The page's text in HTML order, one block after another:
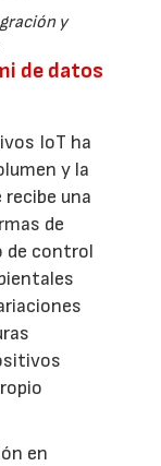
y
de datos
IoT ha
y la
una
de
de control
en